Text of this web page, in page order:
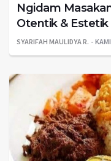
Ngidam
Otentik &
SYARIFAH MAULIDYA R.